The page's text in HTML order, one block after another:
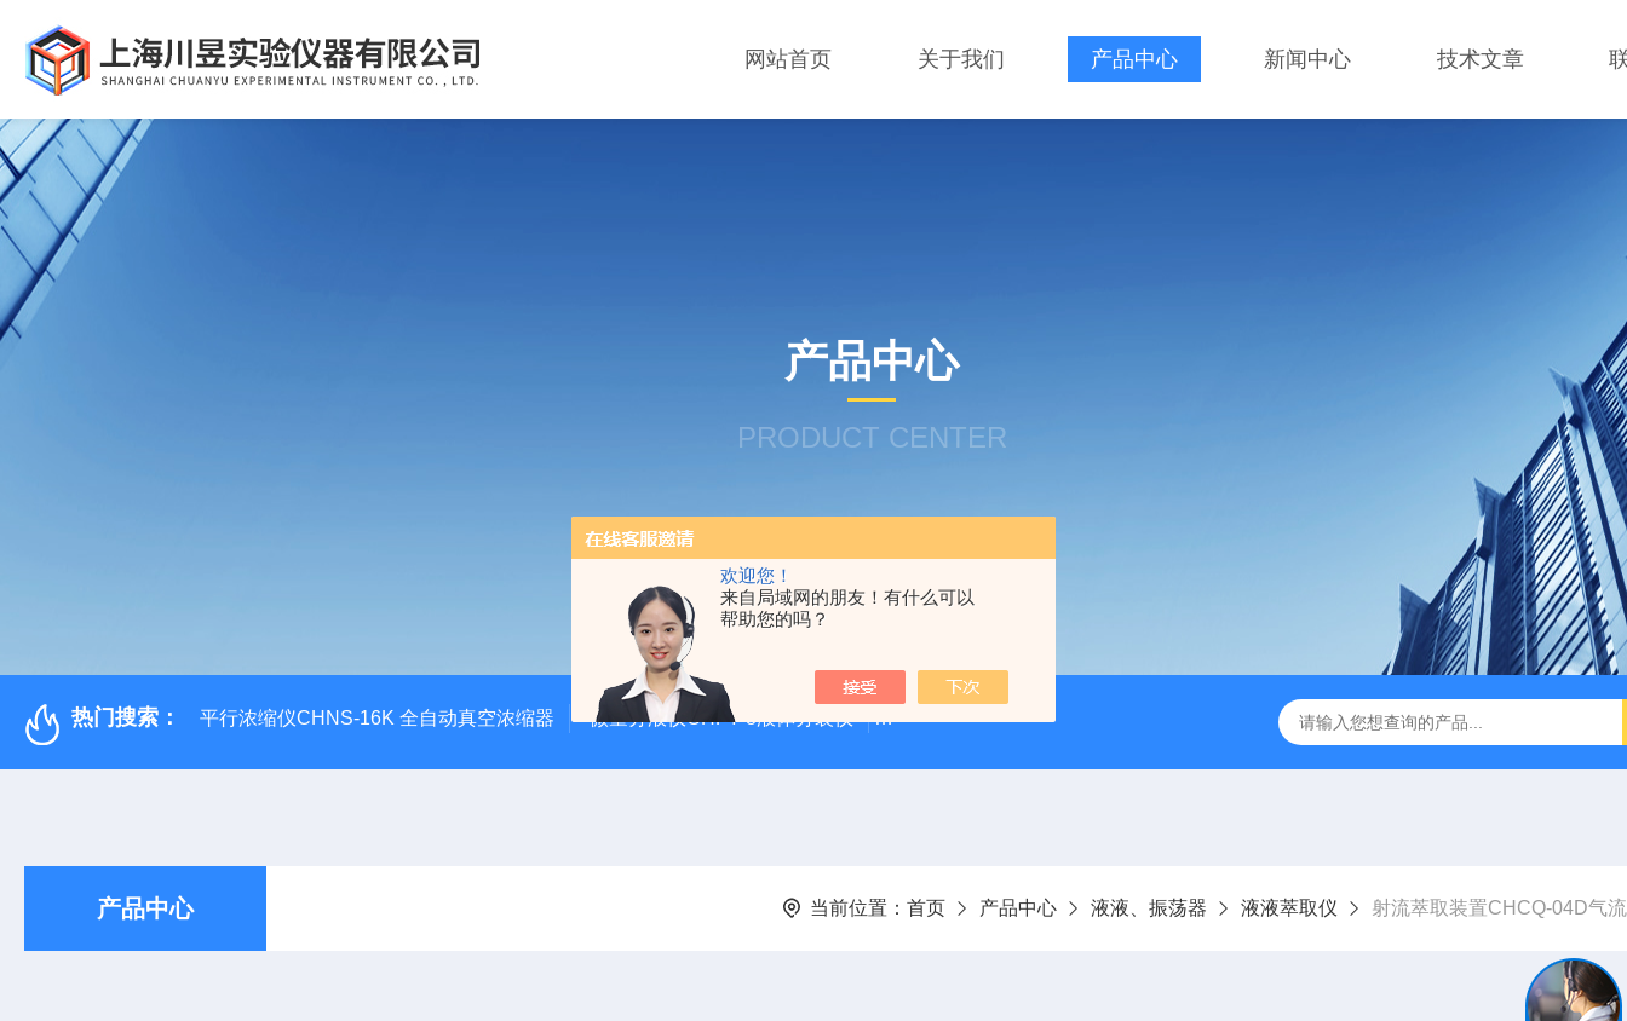
欢迎您！
来自局域网的朋友！有什么可以
帮助您的吗？
网站首页 关于我们 产品中心 新闻中心 技术文章
产品中心
PRODUCT CENTER
热门搜索： 平行浓缩仪CHNS-16K 全自动真空浓缩器 微量分液仪CHFY-8液体分装仪 全自动放射性水样蒸发浓缩赶酸仪ZDGS-8 厌氧手套箱YQX-I半自动厌氧培养箱
产品中心 当前位置： 首页 产品中心 液液、振荡器 液液萃取仪 射流萃取装置CHCQ-04D气